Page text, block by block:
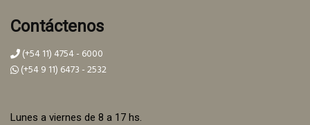
Contáctenos
(+54 11) 4754 - 6000
(+54 9 11) 6473 - 2532
Lunes a viernes de 8 a 17 hs.